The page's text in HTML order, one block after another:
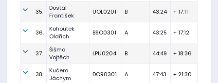
35.
Dostál
František
UOL0201 B 43:24 + 17:11
36.
Kohoutek
Oldřich
BSO0301 A 43:25 + 17:12
37.
Šišma
Vojtěch
LPU0204 B 44:49 + 18:36
38.
Kučera
Jáchym
DOR0301 A 47:43 + 21:30